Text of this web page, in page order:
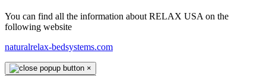
You can find all the information about RELAX USA on the
following website
naturalrelax-bedsystems.com
×